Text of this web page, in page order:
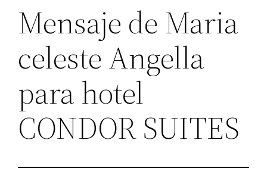
Mensaje de Maria
celeste Angella
para hotel
CONDOR SUITES